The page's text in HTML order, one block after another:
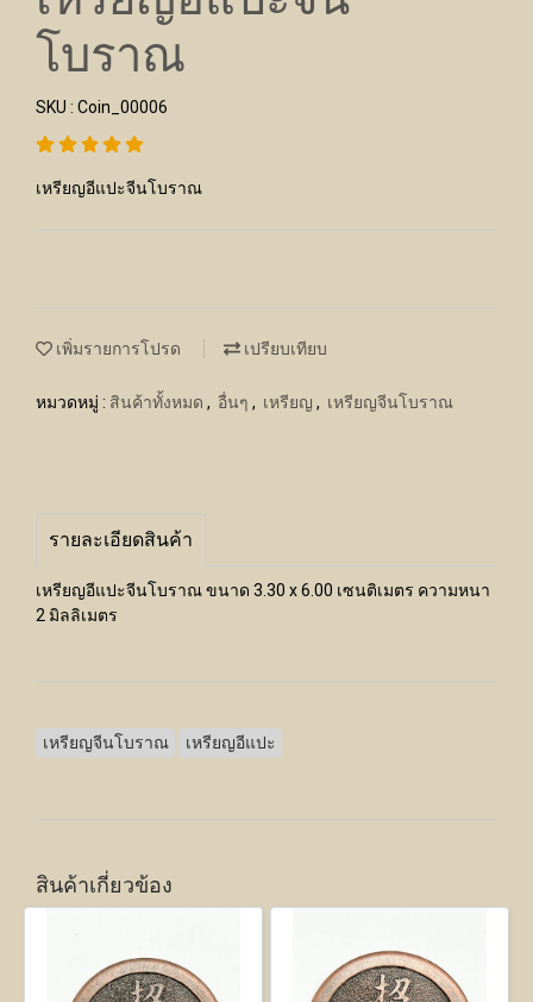
โบราณ
SKU : Coin_00006
เหรียญอีแปะจีนโบราณ
เพิ่มรายการโปรด เปรียบเทียบ
หมวดหมู่ : สินค้าทั้งหมด , อื่นๆ , เหรียญ , เหรียญจีนโบราณ
รายละเอียดสินค้า
เหรียญอีแปะจีนโบราณ ขนาด 3.30 x 6.00 เซนติเมตร ความหนา
2 มิลลิเมตร
เหรียญจีนโบราณ เหรียญอีแปะ
สินค้าเกี่ยวข้อง